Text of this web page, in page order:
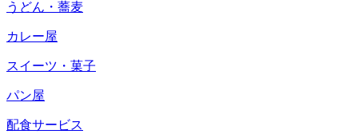
うどん・蕎麦
カレー屋
スイーツ・菓子
パン屋
配食サービス